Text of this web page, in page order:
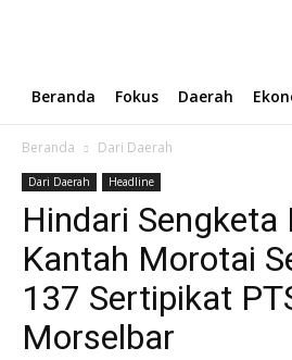
Beranda Fokus Daerah
Beranda Dari Daerah
Dari Daerah Headline
Hindari Sengketa
Kantah Morotai
137 Sertipikat
Morselbar